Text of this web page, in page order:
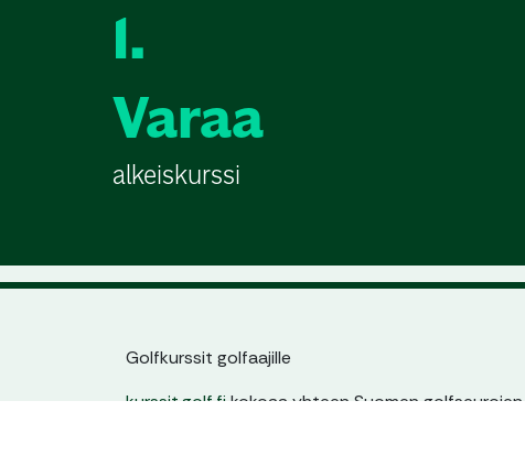
1.
Varaa
alkeiskurssi
Golfkurssit golfaajille
kurssit.golf.fikokoaa yhteen Suomen